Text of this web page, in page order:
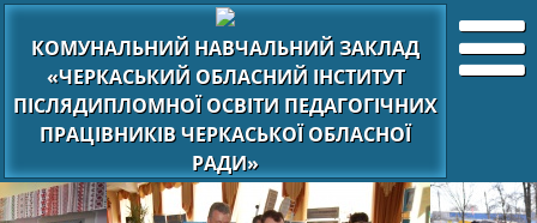
КОМУНАЛЬНИЙ НАВЧАЛЬНИЙ ЗАКЛАД
«ЧЕРКАСЬКИЙ ОБЛАСНИЙ ІНСТИТУТ
ПІСЛЯДИПЛОМНОЇ ОСВІТИ ПЕДАГОГІЧНИХ
ПРАЦІВНИКІВ ЧЕРКАСЬКОЇ ОБЛАСНОЇ
РАДИ»